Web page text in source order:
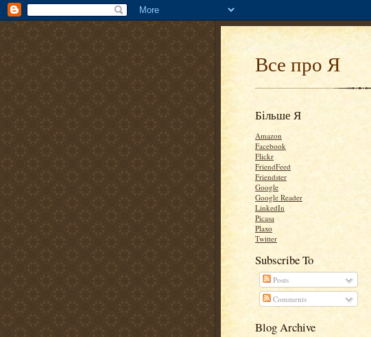
Все про Я
Більше Я
Amazon
Facebook
Flickr
FriendFeed
Friendster
Google
Google Reader
LinkedIn
Picasa
Plaxo
Twitter
Subscribe To
Posts
Comments
Blog Archive